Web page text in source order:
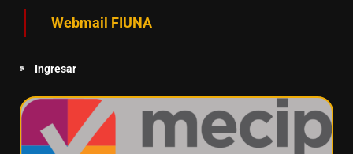
Webmail FIUNA
Ingresar